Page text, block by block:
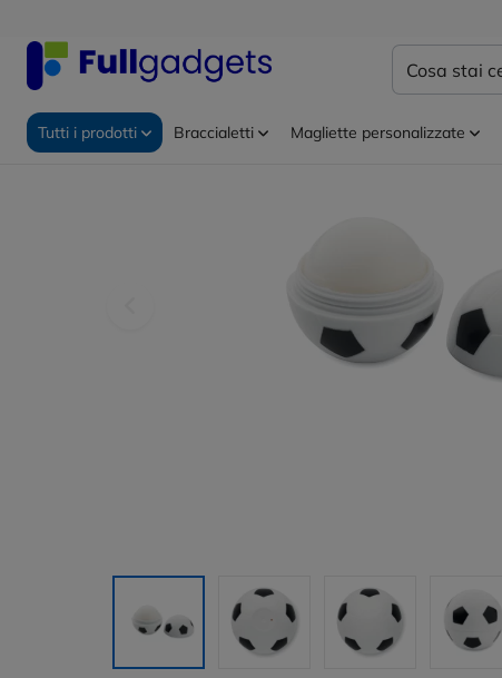
Tutti i prodotti Braccialetti Magliette personalizzate